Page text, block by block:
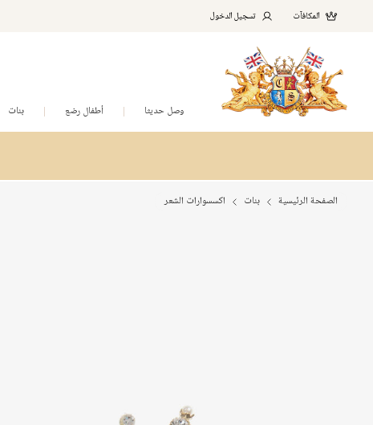
المكافآت تسجيل الدخول
وصل حديثا أطفال رضع بنات
الصفحة الرئيسية بنات اكسسوارات الشعر